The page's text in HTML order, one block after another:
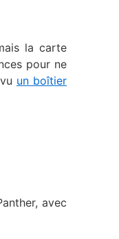
la carte
pour ne
un boîtier
avec